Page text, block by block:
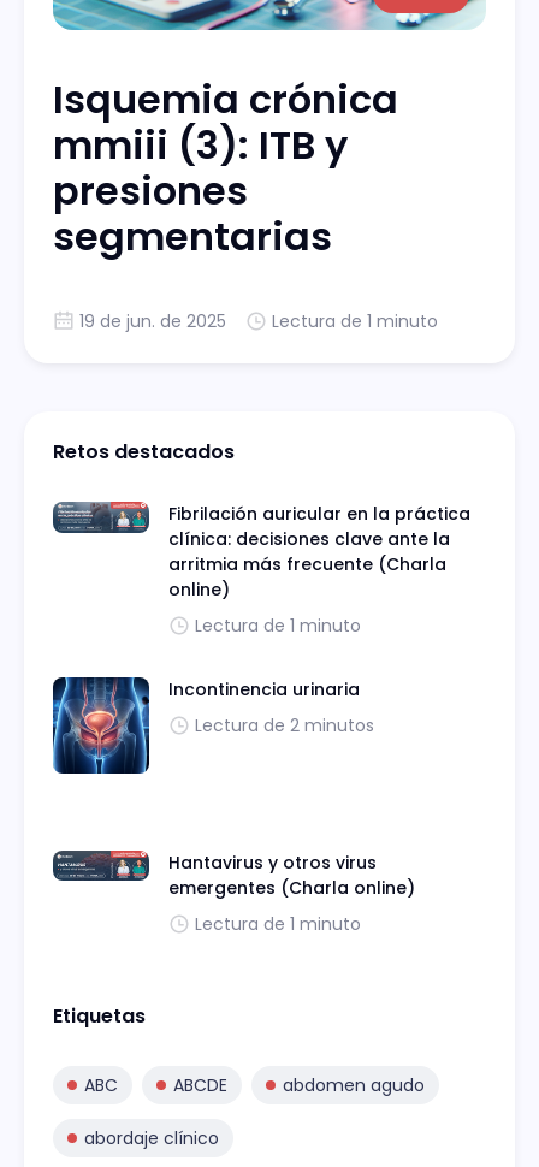
Isquemia crónica
mmiii (3): ITB y
presiones
segmentarias
19 de jun. de 2025 Lectura de 1 minuto
Retos destacados
Fibrilación auricular en la práctica
clínica: decisiones clave ante la
arritmia más frecuente (Charla
online)
Lectura de 1 minuto
Incontinencia urinaria
Lectura de 2 minutos
Hantavirus y otros virus
emergentes (Charla online)
Lectura de 1 minuto
Etiquetas
ABC ABCDE abdomen agudo
abordaje clínico